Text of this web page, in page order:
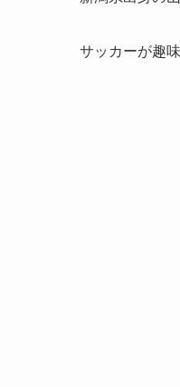
サッカーが趣